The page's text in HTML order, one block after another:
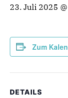
23. Juli 2025
Zum
DETAILS